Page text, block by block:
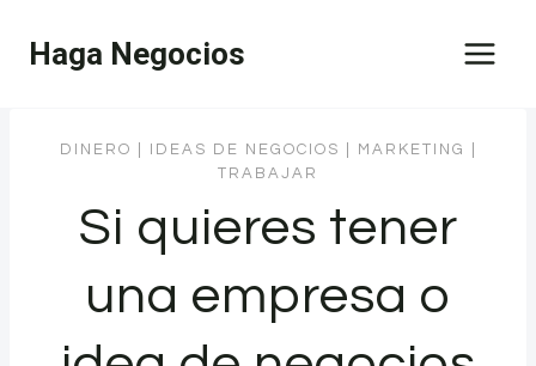
Haga Negocios
DINERO IDEAS DE NEGOCIOS MARKETING
TRABAJAR
Si quieres tener
una empresa o